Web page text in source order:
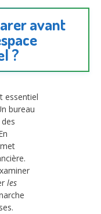
avant
?
essentiel
bureau
les